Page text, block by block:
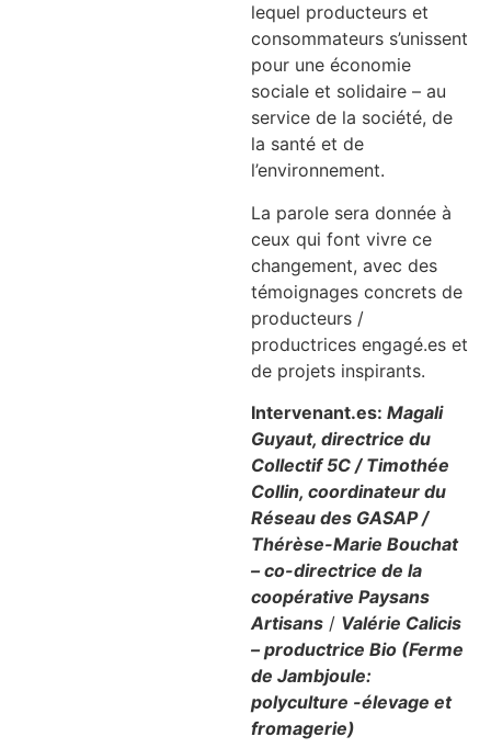
lequel producteurs et
consommateurs s’unissent
pour une économie
sociale et solidaire – au
service de la société, de
la santé et de
l’environnement.
La parole sera donnée à
ceux qui font vivre ce
changement, avec des
témoignages concrets de
producteurs /
productrices engagé.es et
de projets inspirants.
Intervenant.es:Magali
Guyaut, directrice du
Collectif 5C / Timothée
Collin, coordinateur du
Réseau des GASAP /
Thérèse-Marie Bouchat
– co-directrice de la
coopérative Paysans
Artisans / Valérie Calicis
– productrice Bio (Ferme
de Jambjoule:
polyculture -élevage et
fromagerie)